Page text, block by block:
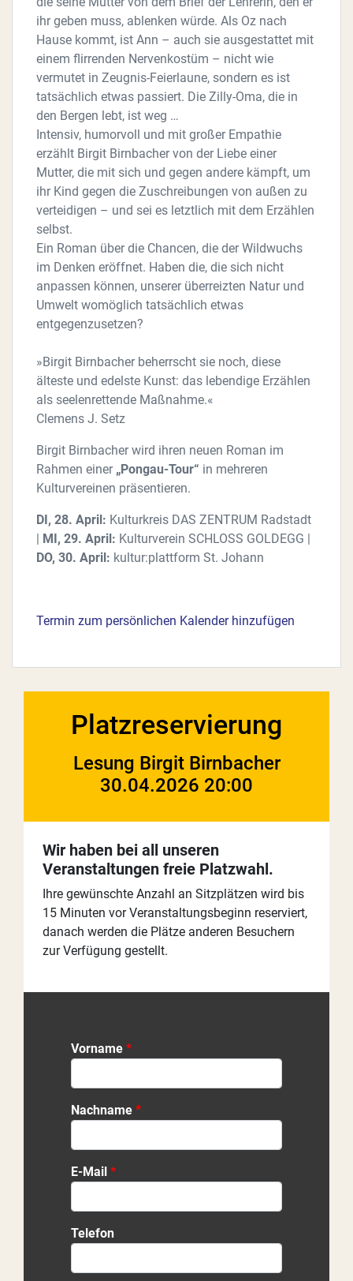
ihr geben muss, ablenken würde. Als Oz nach
Hause kommt, ist Ann – auch sie ausgestattet mit
einem flirrenden Nervenkostüm – nicht wie
vermutet in Zeugnis-Feierlaune, sondern es ist
tatsächlich etwas passiert. Die Zilly-Oma, die in
den Bergen lebt, ist weg …
Intensiv, humorvoll und mit großer Empathie
erzählt Birgit Birnbacher von der Liebe einer
Mutter, die mit sich und gegen andere kämpft, um
ihr Kind gegen die Zuschreibungen von außen zu
verteidigen – und sei es letztlich mit dem Erzählen
selbst.
Ein Roman über die Chancen, die der Wildwuchs
im Denken eröffnet. Haben die, die sich nicht
anpassen können, unserer überreizten Natur und
Umwelt womöglich tatsächlich etwas
entgegenzusetzen?
»Birgit Birnbacher beherrscht sie noch, diese
älteste und edelste Kunst: das lebendige Erzählen
als seelenrettende Maßnahme.«
Clemens J. Setz
Birgit Birnbacher wird ihren neuen Roman im
Rahmen einer„Pongau-Tour“ in mehreren
Kulturvereinen präsentieren.
DI, 28. April: Kulturkreis DAS ZENTRUM Radstadt
| MI, 29. April: Kulturverein SCHLOSS GOLDEGG |
DO, 30. April: kultur:plattform St. Johann
Termin zum persönlichen Kalender hinzufügen
Platzreservierung
Lesung Birgit Birnbacher
30.04.2026 20:00
Wir haben bei all unseren
Veranstaltungen freie Platzwahl.
Ihre gewünschte Anzahl an Sitzplätzen wird bis
15 Minuten vor Veranstaltungsbeginn reserviert,
danach werden die Plätze anderen Besuchern
zur Verfügung gestellt.
Vorname
Nachname
E-Mail
Telefon